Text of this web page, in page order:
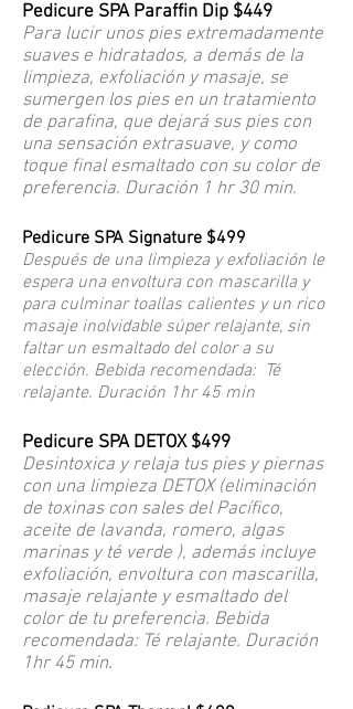
Pedicure SPA Paraffin Dip $449
Para lucir unos pies extremadamente
suaves e hidratados, a demás de la
limpieza, exfoliación y masaje, se
sumergen los pies en un tratamiento
de parafina, que dejará sus pies con
una sensación extrasuave, y como
toque final esmaltado con su color de
preferencia. Duración 1 hr 30 min.
Pedicure SPA Signature $499
Después de una limpieza y exfoliación le
espera una envoltura con mascarilla y
para culminar toallas calientes y un rico
masaje inolvidable súper relajante, sin
faltar un esmaltado del color a su
elección. Bebida recomendada: Té
relajante. Duración 1hr 45 min
Pedicure SPA DETOX $499
Desintoxica y relaja tus pies y piernas
con una limpieza DETOX (eliminación
de toxinas con sales del Pacífico,
aceite de lavanda, romero, algas
marinas y té verde ), además incluye
exfoliación, envoltura con mascarilla,
masaje relajante y esmaltado del
color de tu preferencia. Bebida
recomendada: Té relajante. Duración
1hr 45 min.